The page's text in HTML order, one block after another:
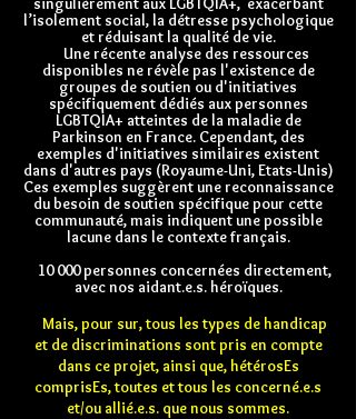
l’isolement social, la détresse psychologique
et réduisant la qualité de vie.
Une récente analyse des ressources
disponibles ne révèle pas l'existence de
groupes de soutien ou d'initiatives
spécifiquement dédiés aux personnes
LGBTQIA+ atteintes de la maladie de
Parkinson en France. Cependant, des
exemples d'initiatives similaires existent
dans d'autres pays (Royaume-Uni, Etats-Unis)
Ces exemples suggèrent une reconnaissance
du besoin de soutien spécifique pour cette
communauté, mais indiquent une possible
lacune dans le contexte français.
10 000 personnes concernées directement,
avec nos aidant.e.s. héroïques.
Mais, pour sur, tous les types de handicap
et de discriminations sont pris en compte
dans ce projet, ainsi que, hétérosEs
comprisEs, toutes et tous les concerné.e.s
et/ou allié.e.s. que nous sommes.